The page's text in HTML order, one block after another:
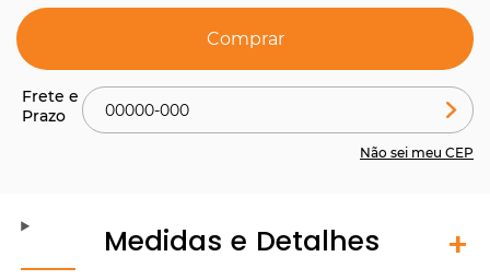
Comprar
Não sei meu CEP
Medidas e Detalhes